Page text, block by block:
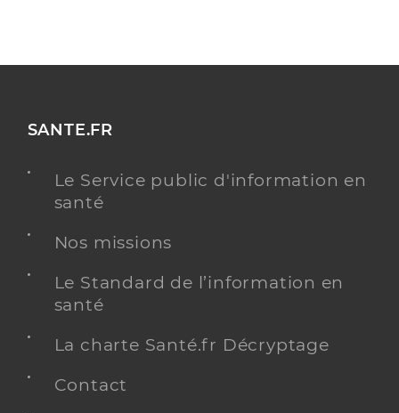
SANTE.FR
Le Service public d'information en
santé
Nos missions
Le Standard de l’information en
santé
La charte Santé.fr Décryptage
Contact